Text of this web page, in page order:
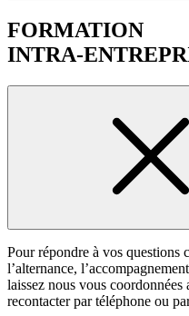
FORMATION
INTRA-
Pour répondre à vos questions
l’alternance,
laissez nous vous
recontacter par téléphone ou